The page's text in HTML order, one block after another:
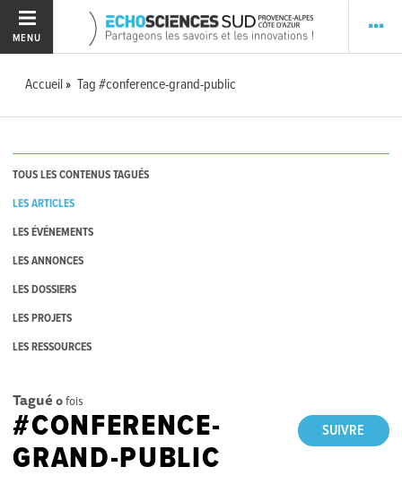
MENU
Accueil Tag #conference-grand-public
TOUS LES CONTENUS TAGUÉS
LES ARTICLES
LES ÉVÉNEMENTS
LES ANNONCES
LES DOSSIERS
LES PROJETS
LES RESSOURCES
Tagué 0fois
SUIVRE
#CONFERENCE-
GRAND-PUBLIC